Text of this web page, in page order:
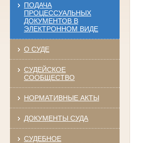
ПОДАЧА
ПРОЦЕССУАЛЬНЫХ
ДОКУМЕНТОВ В
ЭЛЕКТРОННОМ ВИДЕ
О СУДЕ
СУДЕЙСКОЕ
СООБЩЕСТВО
НОРМАТИВНЫЕ АКТЫ
ДОКУМЕНТЫ СУДА
СУДЕБНОЕ